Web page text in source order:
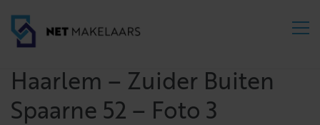
Haarlem – Zuider Buiten
Spaarne 52 – Foto 3